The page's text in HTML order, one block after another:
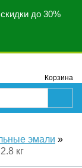
до 30%
Корзина
эмали »
кг